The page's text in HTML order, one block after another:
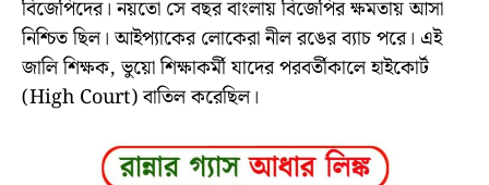
বিজেপিদের। নয়তো সে বছর বাংলায় বিজেপির ক্ষমতায় আসা
নিশ্চিত ছিল। আইপ্যাকের লোকেরা নীল রঙের ব্যাচ পরে। এই
জালি শিক্ষক, ভুয়ো শিক্ষাকর্মী যাদের পরবর্তীকালে হাইকোর্ট
(High Court) বাতিল করেছিল।